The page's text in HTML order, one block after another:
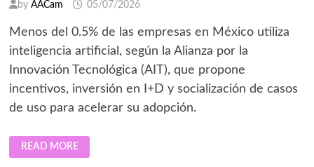
by AACam 05/07/2026
Menos del 0.5% de las empresas en México utiliza
inteligencia artificial, según la Alianza por la
Innovación Tecnológica (AIT), que propone
incentivos, inversión en I+D y socialización de casos
de uso para acelerar su adopción.
INCENTIVOS,
FINANCIAMIENTO
Y
READ MORE